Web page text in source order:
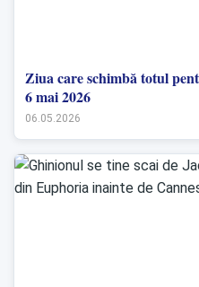
Ziua care schimbă totul
6 mai 2026
06.05.2026